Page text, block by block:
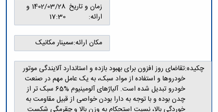
با
صنعت
کارآموزی
زمان و تاریخ
ارائه:
1402/03/28 و
17:30
مکان ارائه:سمینار مکانیک
چکیده:تقاضای روز افزون برای بهبود بازده و استاندارد آلایندگی موتور
خودروها و استفاده از مواد سبک، به یک عامل مهم در صنعت
خودرو تبدیل شده است. آلیاژهای آلومینیوم %65 سبک تر از
چدن بوده و با توجه به دارا بودن خواصی از قبیل مقاومت به
خوردگی بالا، نسبت استحکام به وزن بالا و چقرمگی شکست